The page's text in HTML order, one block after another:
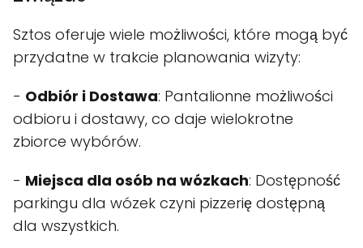
Sztos oferuje wiele możliwości, które mogą być
przydatne w trakcie planowania wizyty:
- Odbiór i Dostawa: Pantalionne możliwości
odbioru i dostawy, co daje wielokrotne
zbiorce wybórów.
- Miejsca dla osób na wózkach: Dostępność
parkingu dla wózek czyni pizzerię dostępną
dla wszystkich.